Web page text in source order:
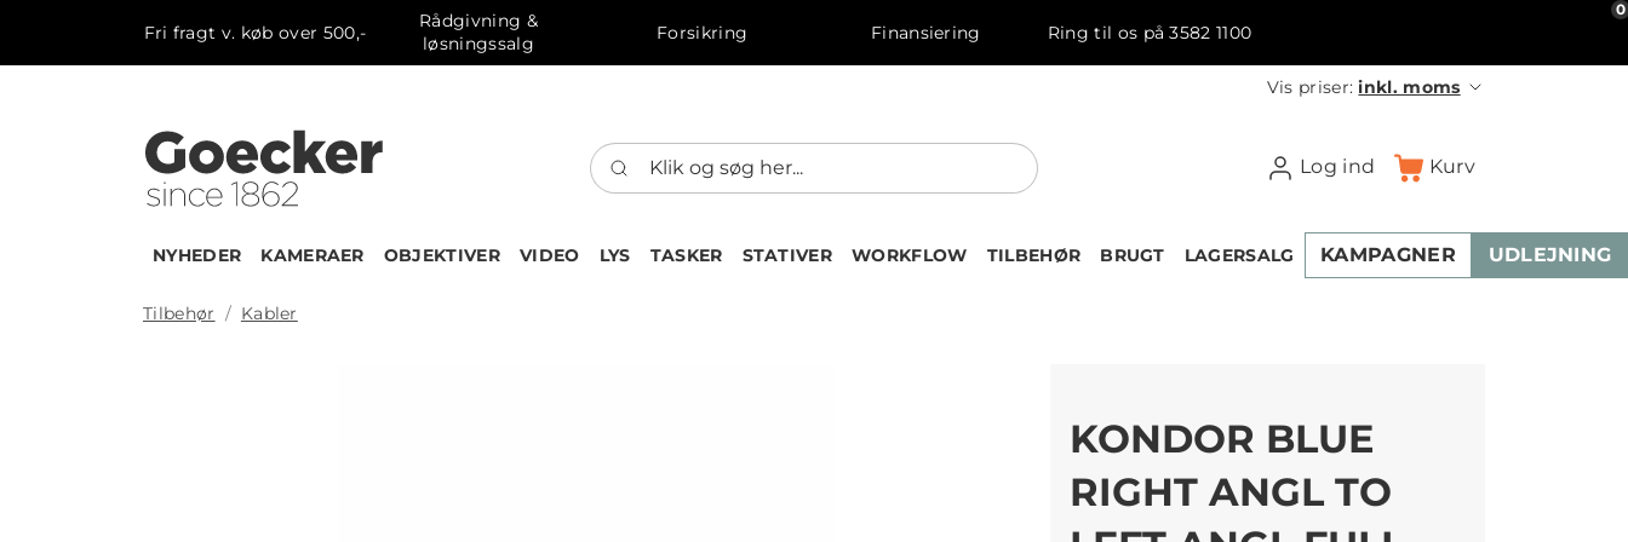
Fri fragt v. køb over 500,-
Rådgivning &
løsningssalg
Forsikring Finansiering Ring til os på 3582 1100
Vis priser:inkl. moms
Log ind Kurv
0
NYHEDER KAMERAER OBJEKTIVER VIDEO LYS TASKER STATIVER WORKFLOW TILBEHØR BRUGT LAGERSALG KAMPAGNER UDLEJNING
Tilbehør Kabler
KONDOR BLUE
RIGHT ANGL TO